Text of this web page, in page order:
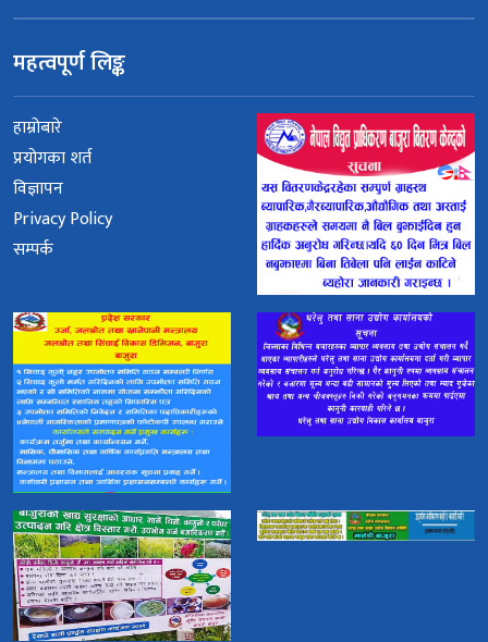
महत्वपूर्ण लिङ्क
हाम्रोबारे
प्रयोगका शर्त
विज्ञापन
Privacy Policy
सम्पर्क